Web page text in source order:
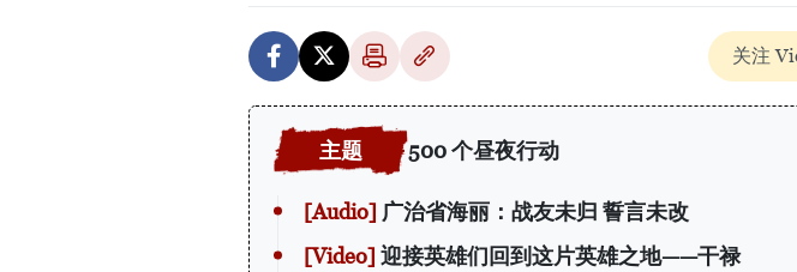
关注
500 个昼夜行动
广治省海丽：战友未归 誓言未改
迎接英雄们回到这片英雄之地——干禄